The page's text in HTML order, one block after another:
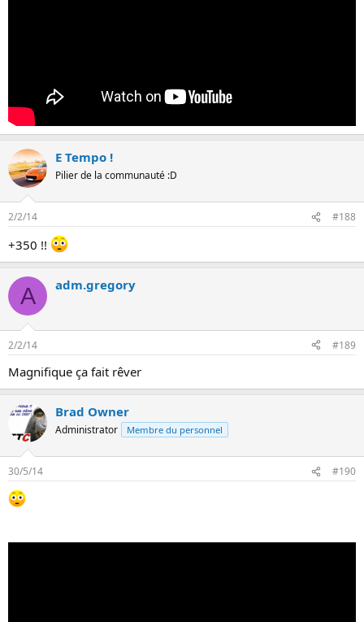
E Tempo !
Pilier de la communauté :D
2/2/14 #188
+350 !!
A adm.gregory
2/2/14 #189
Magnifique ça fait rêver
Brad Owner
Administrator Membre du personnel
30/5/14 #190